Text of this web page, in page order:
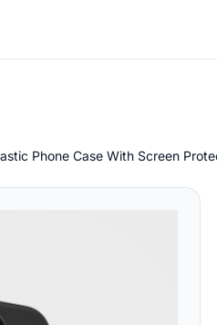
Phone Case With Screen